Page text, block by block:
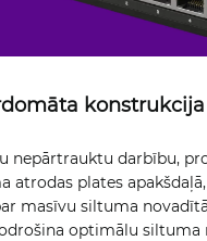
konstrukcija
nepārtrauktu darbību,
atrodas plates
masīvu siltuma
optimālu siltuma